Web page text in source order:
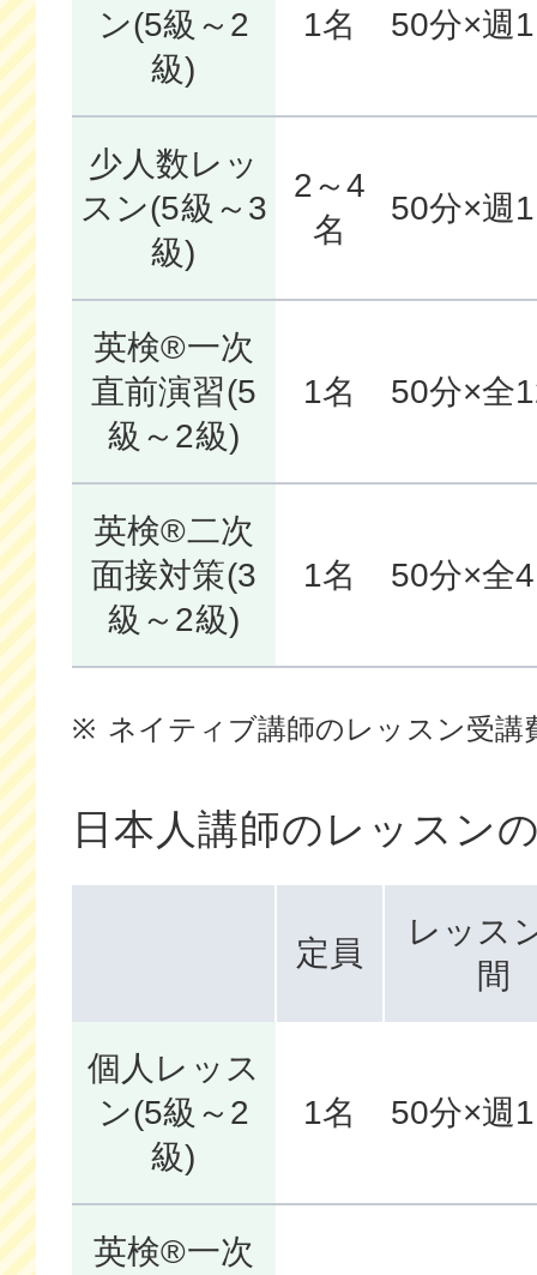
ン(5級～2
級)
1名 50分×週
少人数レッ
スン(5級～3
級)
2～4
名
50分×週
英検®一次
直前演習(5
級～2級)
1名 50分×全
英検®二次
面接対策(3
級～2級)
1名 50分×全
ネイティブ講師のレッスン受講
日本人講師のレッスン
定員
レッス
間
個人レッス
ン(5級～2
級)
1名 50分×週
英検®一次